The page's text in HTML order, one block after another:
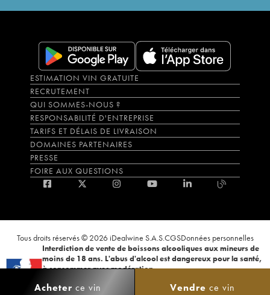
Acheter ce vin Vendre ce vin
ESTIMATION VIN GRATUITE
RECRUTEMENT
QUI SOMMES-NOUS ?
RESPONSABILITÉ D'ENTREPRISE
TARIFS ET DÉLAIS DE LIVRAISON
DOMAINES PARTENAIRES
PRESSE
FOIRE AUX QUESTIONS
Tous droits réservés © 2026 iDealwine S.A.S.CGSDonnées personnelles
Interdiction de vente de boissons alcooliques aux mineurs de
moins de 18 ans. L'abus d'alcool est dangereux pour la santé,
à consommer avec modération.
ligne. CODE DE LA SANTÉ PUBLIQUE, ART.L.3342-1 et L.3353-3